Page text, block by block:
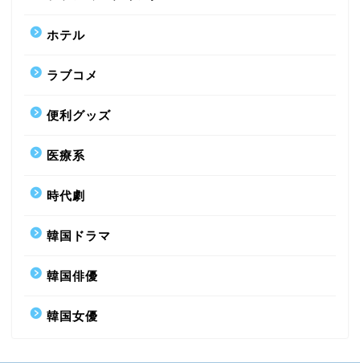
ホテル
ラブコメ
便利グッズ
医療系
時代劇
韓国ドラマ
韓国俳優
韓国女優